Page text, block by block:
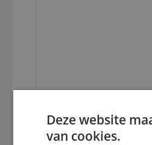
Wisseltafel /
Deze website
van cookies.